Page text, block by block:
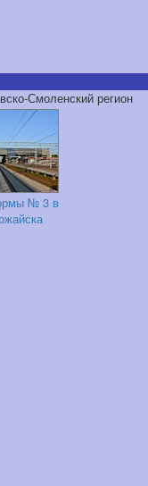
Смоленский регион
№ 3 в